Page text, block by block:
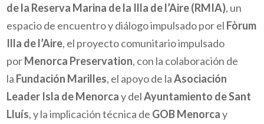
de la Reserva Marina de la Illa de l’Aire (RMIA), un
espacio de encuentro y diálogo impulsado por el Fòrum
Illa de l’Aire, el proyecto comunitario impulsado
porMenorca Preservation, con la colaboración de
la Fundación Marilles, el apoyo de laAsociación
Leader Isla de Menorcay delAyuntamiento de Sant
Lluís, y la implicación técnica de GOB Menorcay